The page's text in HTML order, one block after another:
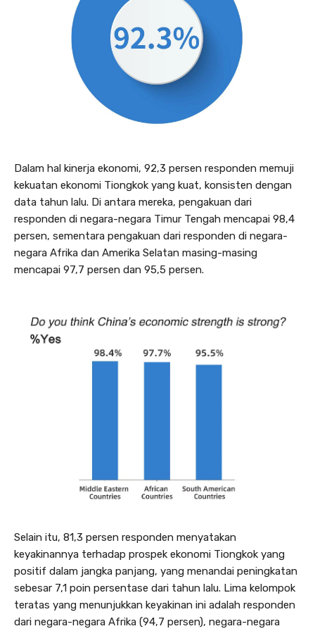
Dalam hal kinerja ekonomi, 92,3 persen responden memuji
kekuatan ekonomi Tiongkok yang kuat, konsisten dengan
data tahun lalu. Di antara mereka, pengakuan dari
responden di negara-negara Timur Tengah mencapai 98,4
persen, sementara pengakuan dari responden di negara-
negara Afrika dan Amerika Selatan masing-masing
mencapai 97,7 persen dan 95,5 persen.
Selain itu, 81,3 persen responden menyatakan
keyakinannya terhadap prospek ekonomi Tiongkok yang
positif dalam jangka panjang, yang menandai peningkatan
sebesar 7,1 poin persentase dari tahun lalu. Lima kelompok
teratas yang menunjukkan keyakinan ini adalah responden
dari negara-negara Afrika (94,7 persen), negara-negara